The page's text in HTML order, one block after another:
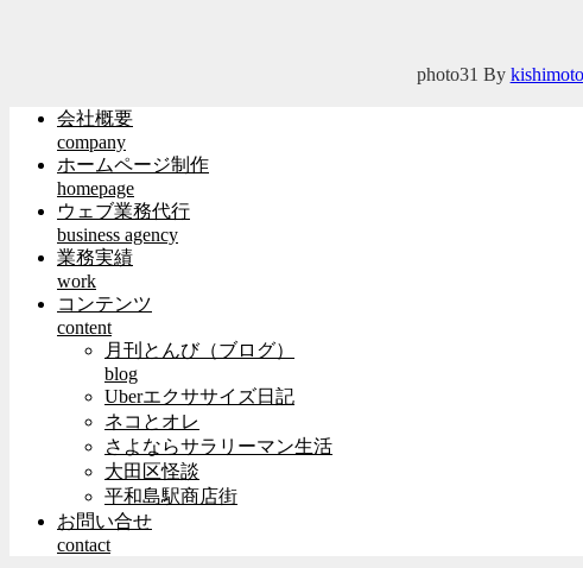
photo31 By kishimoto
会社概要
company
ホームページ制作
homepage
ウェブ業務代行
business agency
業務実績
work
コンテンツ
content
月刊とんび（ブログ）
blog
Uberエクササイズ日記
ネコとオレ
さよならサラリーマン生活
大田区怪談
平和島駅商店街
お問い合せ
contact